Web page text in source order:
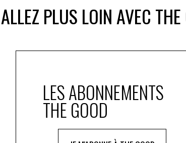
les clients
des sols sont compensées « au
Mais depuis un an, la société a également
de plus petites tailles, qui seront rénovés pour
ALLEZ PLUS LOIN AVEC
LES ABONNEMENTS
THE GOOD